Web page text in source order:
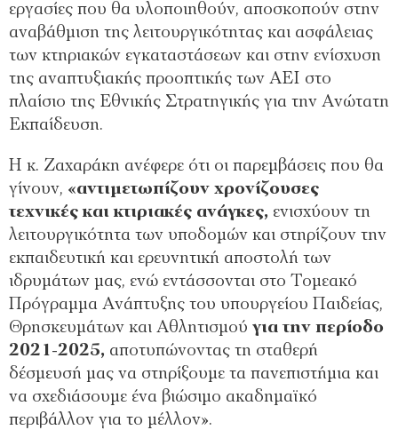
εργασίες που θα υλοποιηθούν, αποσκοπούν στην
αναβάθμιση της λειτουργικότητας και ασφάλειας
των κτηριακών εγκαταστάσεων και στην ενίσχυση
της αναπτυξιακής προοπτικής των ΑΕΙ στο
πλαίσιο της Εθνικής Στρατηγικής για την Ανώτατη
Εκπαίδευση.
Η κ. Ζαχαράκη ανέφερε ότι οι παρεμβάσεις που θα
γίνουν, «αντιμετωπίζουν χρονίζουσες
τεχνικές και κτιριακές ανάγκες, ενισχύουν τη
λειτουργικότητα των υποδομών και στηρίζουν την
εκπαιδευτική και ερευνητική αποστολή των
ιδρυμάτων μας, ενώ εντάσσονται στο Τομεακό
Πρόγραμμα Ανάπτυξης του υπουργείου Παιδείας,
Θρησκευμάτων και Αθλητισμού για την περίοδο
2021-2025, αποτυπώνοντας τη σταθερή
δέσμευσή μας να στηρίξουμε τα πανεπιστήμια και
να σχεδιάσουμε ένα βιώσιμο ακαδημαϊκό
περιβάλλον για το μέλλον».